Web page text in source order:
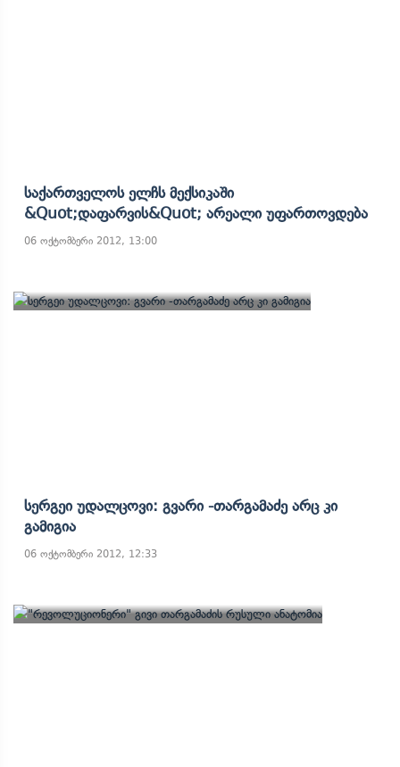
Საქართველოს Ელჩს Მექსიკაში
&quot;დაფარვის&quot; Არეალი Უფართოვდება
06 ოქტომბერი 2012, 13:00
Სერგეი Უდალცოვი: Გვარი -თარგამაძე Არც Კი
Გამიგია
06 ოქტომბერი 2012, 12:33